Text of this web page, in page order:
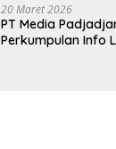
20 Maret 2026
PT Media
Perkumpulan Info